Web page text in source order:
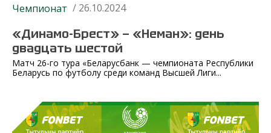
Чемпионат / 26.10.2024
«Динамо-Брест» — «Неман»: день
двадцать шестой
Матч 26-го тура «Беларусбанк — чемпионата Республики
Беларусь по футболу среди команд Высшей Лиги...